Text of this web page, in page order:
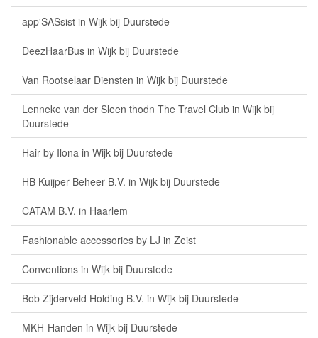
app'SASsist in Wijk bij Duurstede
DeezHaarBus in Wijk bij Duurstede
Van Rootselaar Diensten in Wijk bij Duurstede
Lenneke van der Sleen thodn The Travel Club in Wijk bij
Duurstede
Hair by Ilona in Wijk bij Duurstede
HB Kuijper Beheer B.V. in Wijk bij Duurstede
CATAM B.V. in Haarlem
Fashionable accessories by LJ in Zeist
Conventions in Wijk bij Duurstede
Bob Zijderveld Holding B.V. in Wijk bij Duurstede
MKH-Handen in Wijk bij Duurstede